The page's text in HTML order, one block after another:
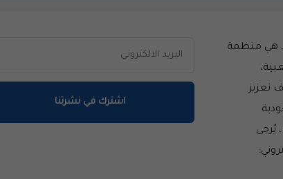
هي منظمة
2014 بهدف تعزيز
يُرجى
اشترك في نشرتنا